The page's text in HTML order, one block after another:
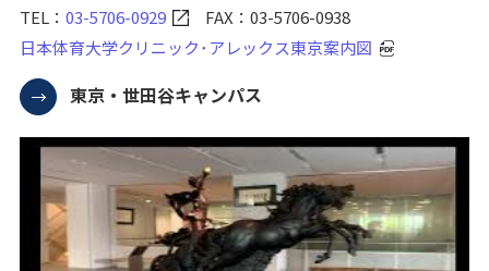
TEL： 03-5706-0929
FAX：03-5706-0938
日本体育大学クリニック･アレックス東京案内図
東京・世田谷キャンパス